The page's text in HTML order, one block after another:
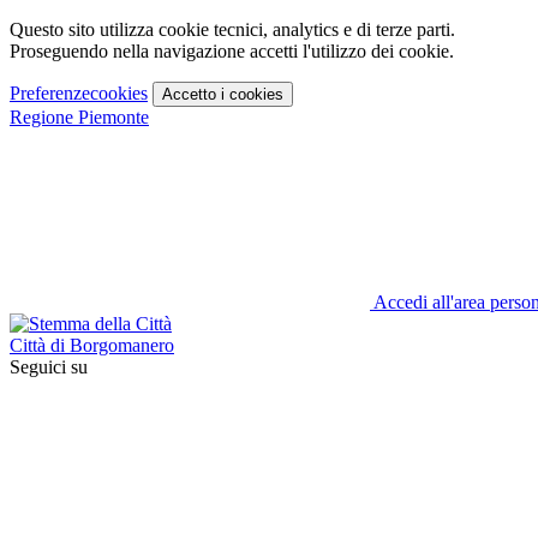
Questo sito utilizza cookie tecnici, analytics e di terze parti.
Proseguendo nella navigazione accetti l'utilizzo dei cookie.
Preferenzecookies Accetto i cookies
Regione Piemonte
Accedi all'area
Città di Borgomanero
Seguici su